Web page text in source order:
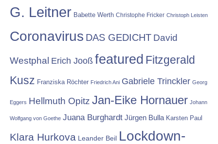
G. Leitner Babette Werth Christophe Fricker Christoph Leisten
Coronavirus DAS GEDICHT David
Westphal Erich Jooß featured Fitzgerald
Kusz Franziska Röchter Friedrich Ani Gabriele Trinckler Georg
Eggers Hellmuth Opitz Jan-Eike Hornauer Johann
Wolfgang von Goethe Juana Burghardt Jürgen Bulla Karsten Paul
Klara Hurkova Leander Beil Lockdown-